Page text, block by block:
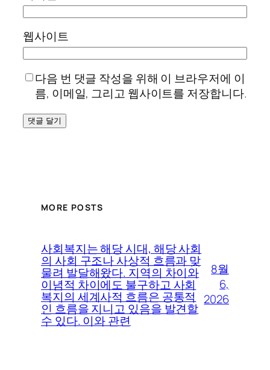
웹사이트
다음 번 댓글 작성을 위해 이 브라우저에 이
름, 이메일, 그리고 웹사이트를 저장합니다.
MORE POSTS
사회복지는 해당 시대, 해당 사회
의 사회 구조나 사상적 흐름과 맞
물려 발달해왔다. 지역의 차이와
이념적 차이에도 불구하고 사회
복지의 세계사적 흐름은 공통적
인 흐름을 지니고 있음을 발견할
수 있다. 이와 관련
8월
6,
2026